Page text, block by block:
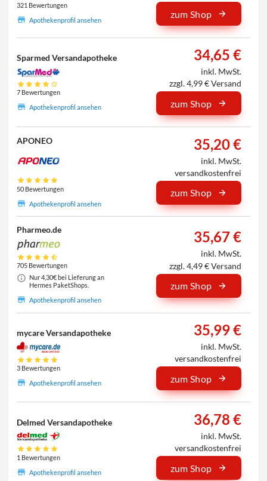
321 Bewertungen
Apothekenprofil ansehen
zum Shop
Sparmed Versandapotheke
7 Bewertungen
Apothekenprofil ansehen
34,65 €
inkl. MwSt.
zzgl. 4,99 € Versand
zum Shop
APONEO
50 Bewertungen
Apothekenprofil ansehen
35,20 €
inkl. MwSt.
versandkostenfrei
zum Shop
Pharmeo.de
705 Bewertungen
Nur 4,30€ bei Lieferung an
Hermes PaketShops.
Apothekenprofil ansehen
35,67 €
inkl. MwSt.
zzgl. 4,49 € Versand
zum Shop
mycare Versandapotheke
3 Bewertungen
Apothekenprofil ansehen
35,99 €
inkl. MwSt.
versandkostenfrei
zum Shop
Delmed Versandapotheke
1 Bewertungen
Apothekenprofil ansehen
36,78 €
inkl. MwSt.
versandkostenfrei
zum Shop